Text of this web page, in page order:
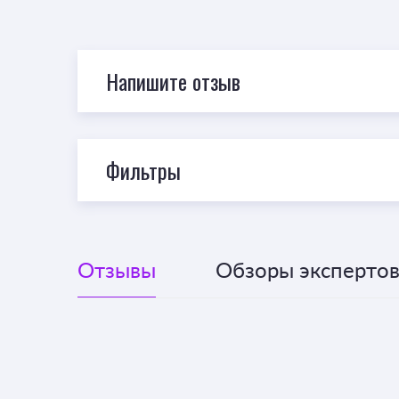
Напишите отзыв
Фильтры
Отзывы Обзоры